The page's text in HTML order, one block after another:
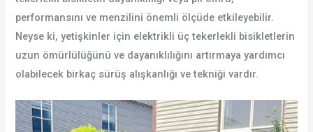
performansını ve menzilini önemli ölçüde etkileyebilir.
Neyse ki, yetişkinler için elektrikli üç tekerlekli bisikletlerin
uzun ömürlülüğünü ve dayanıklılığını artırmaya yardımcı
olabilecek birkaç sürüş alışkanlığı ve tekniği vardır.